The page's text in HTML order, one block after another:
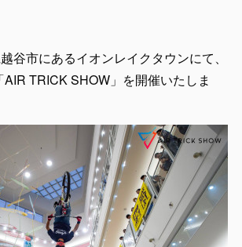
谷市にあるイオンレイクタウンにて、
AIR TRICK SHOW」を開催いたしま